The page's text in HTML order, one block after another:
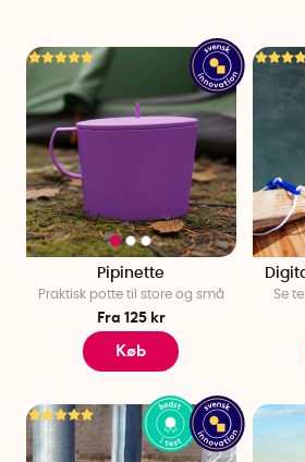
Pipinette
Praktisk potte til store og små
Fra 125 kr
Køb
Se